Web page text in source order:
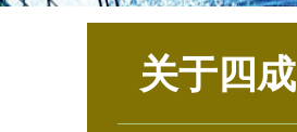
关于四成